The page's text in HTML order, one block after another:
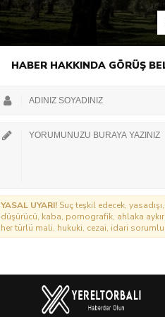
HABER HAKKINDA GÖRÜŞ
YASAL UYARI! Suç teşkil edecek,
düşürücü, kaba, pornografik, ahlaka
her türlü mali, hukuki, cezai, idari